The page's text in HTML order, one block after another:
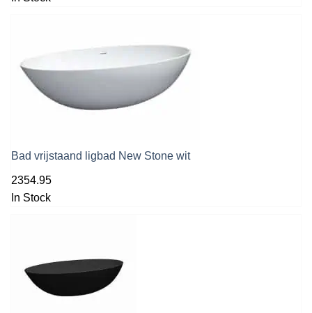
Bad vrijstaand ligbad New Stone wit
2354.95
In Stock